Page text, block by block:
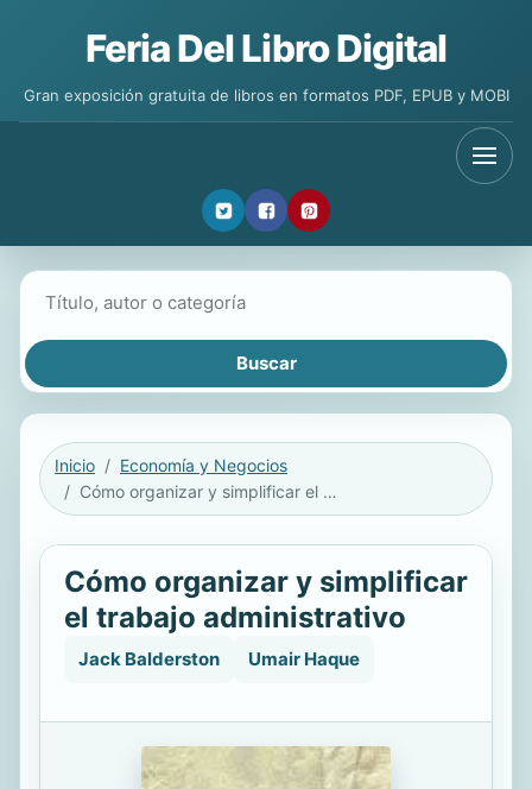
Feria Del Libro Digital
Gran exposición gratuita de libros en formatos PDF, EPUB y MOBI
Inicio
Economía y Negocios
Cómo organizar y simplificar el trabajo administrativo
Cómo organizar y simplificar
el trabajo administrativo
Jack Balderston Umair Haque